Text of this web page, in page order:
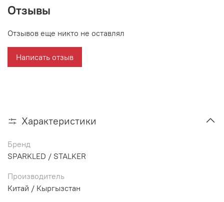
Отзывы
Отзывов еще никто не оставлял
Написать отзыв
Характеристики
Бренд
SPARKLED / STALKER
Производитель
Китай / Кыргызстан